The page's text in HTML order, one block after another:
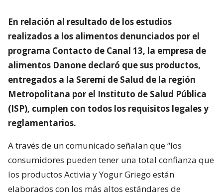
En relación al resultado de los estudios
realizados a los alimentos denunciados por el
programa Contacto de Canal 13, la empresa de
alimentos Danone declaró que sus productos,
entregados a la Seremi de Salud de la región
Metropolitana por el Instituto de Salud Pública
(ISP), cumplen con todos los requisitos legales y
reglamentarios.
A través de un comunicado señalan que “los
consumidores pueden tener una total confianza que
los productos Activia y Yogur Griego están
elaborados con los más altos estándares de